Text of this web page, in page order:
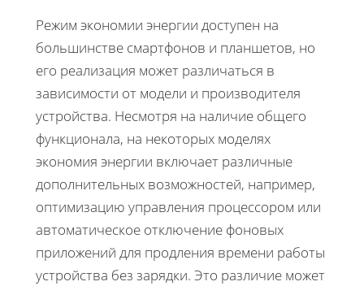
Режим экономии энергии доступен на
большинстве смартфонов и планшетов, но
его реализация может различаться в
зависимости от модели и производителя
устройства. Несмотря на наличие общего
функционала, на некоторых моделях
экономия энергии включает различные
дополнительных возможностей, например,
оптимизацию управления процессором или
автоматическое отключение фоновых
приложений для продления времени работы
устройства без зарядки. Это различие может